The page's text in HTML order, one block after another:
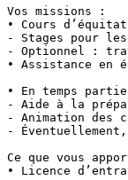
Vos missions :
• Cours
- Stages pour
- Optionnel :
• Assistance en
• En temps
- Aide à la
- Animation des
-
Ce que vous
• Licence